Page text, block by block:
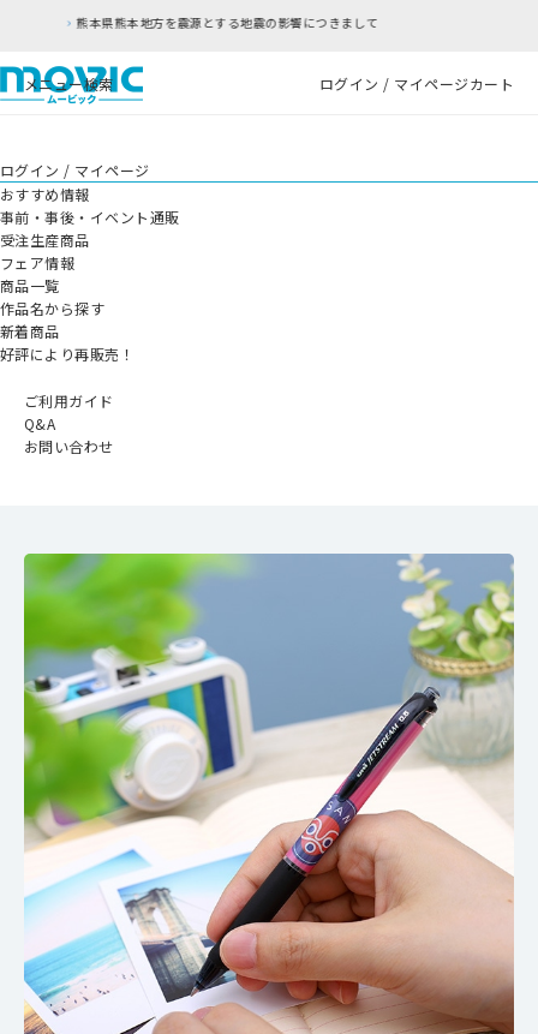
影響につきまして RFC違反アドレスのご利用につ
メニュー検索 ログイン / マイページカート
ログイン / マイページ
おすすめ情報
事前・事後・イベント通販
受注生産商品
フェア情報
商品一覧
作品名から探す
新着商品
好評により再販売！
ご利用ガイド
Q&A
お問い合わせ